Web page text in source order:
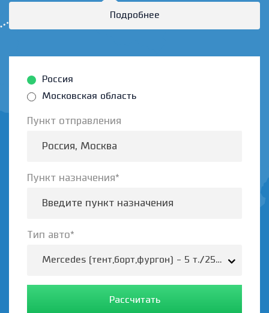
Подробнее
Россия
Московская область
Пункт отправления
Пункт назначения*
Тип авто*
Mercedes (тент,борт,фургон) - 5 т./25-35 м.3/37
Рассчитать